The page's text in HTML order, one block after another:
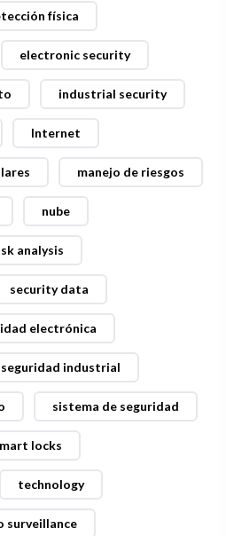
física
electronic security
industrial security
Internet
manejo de riesgos
nube
analysis
security data
electrónica
seguridad industrial
sistema de seguridad
locks
technology
surveillance